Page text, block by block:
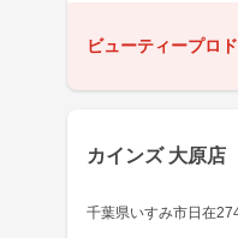
ビューティープロ
カインズ 大原店
千葉県いすみ市日在